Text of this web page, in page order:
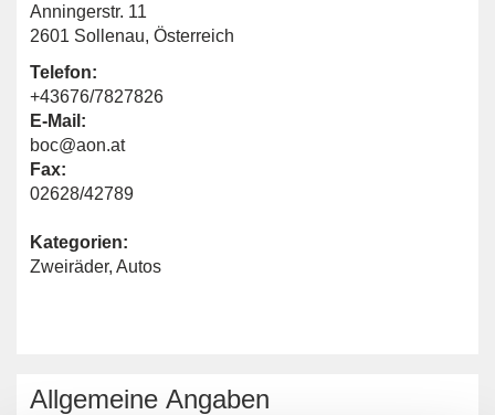
Anningerstr. 11
2601 Sollenau, Österreich
Telefon:
+43676/7827826
E-Mail:
boc@aon.at
Fax:
02628/42789
Kategorien:
Zweiräder, Autos
Allgemeine Angaben